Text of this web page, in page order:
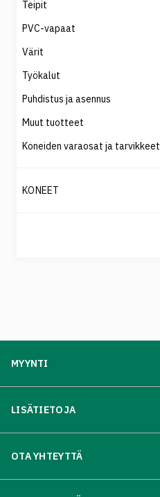
Teipit
PVC-vapaat
Värit
Työkalut
Puhdistus ja asennus
Muut tuotteet
Koneiden varaosat ja tarvikkeet
KONEET
MYYNTI
LISÄTIETOJA
OTA YHTEYTTÄ